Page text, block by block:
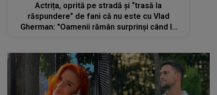
Actrița, oprită pe stradă și “trasă la
răspundere” de fani că nu este cu Vlad
Gherman: "Oamenii rămân surprinși când le